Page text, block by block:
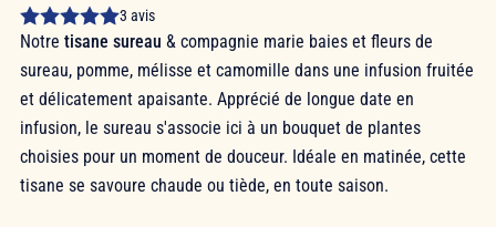
3 avis
Notre tisane sureau & compagnie marie baies et fleurs de
sureau, pomme, mélisse et camomille dans une infusion fruitée
et délicatement apaisante. Apprécié de longue date en
infusion, le sureau s'associe ici à un bouquet de plantes
choisies pour un moment de douceur. Idéale en matinée, cette
tisane se savoure chaude ou tiède, en toute saison.